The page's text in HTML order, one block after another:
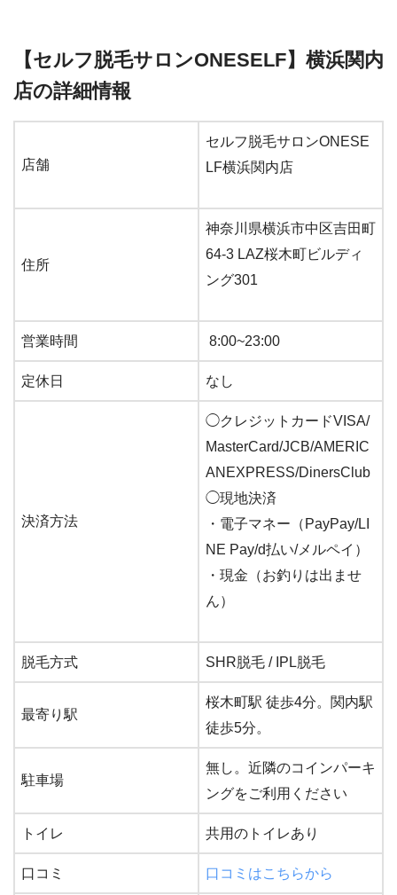
【セルフ脱毛サロンONESELF】横浜関内
店の詳細情報
店舗
セルフ脱毛サロンONESE
LF横浜関内店
住所
神奈川県横浜市中区吉田町
64-3 LAZ桜木町ビルディ
ング301
営業時間 8:00~23:00
定休日 なし
決済方法
◯クレジットカードVISA/
MasterCard/JCB/AMERIC
ANEXPRESS/DinersClub
◯現地決済
・電子マネー（PayPay/LI
NE Pay/d払い/メルペイ）
・現金（お釣りは出ませ
ん）
脱毛方式 SHR脱毛 / IPL脱毛
最寄り駅
桜木町駅 徒歩4分。関内駅
徒歩5分。
駐車場
無し。近隣のコインパーキ
ングをご利用ください
トイレ 共用のトイレあり
口コミ 口コミはこちらから